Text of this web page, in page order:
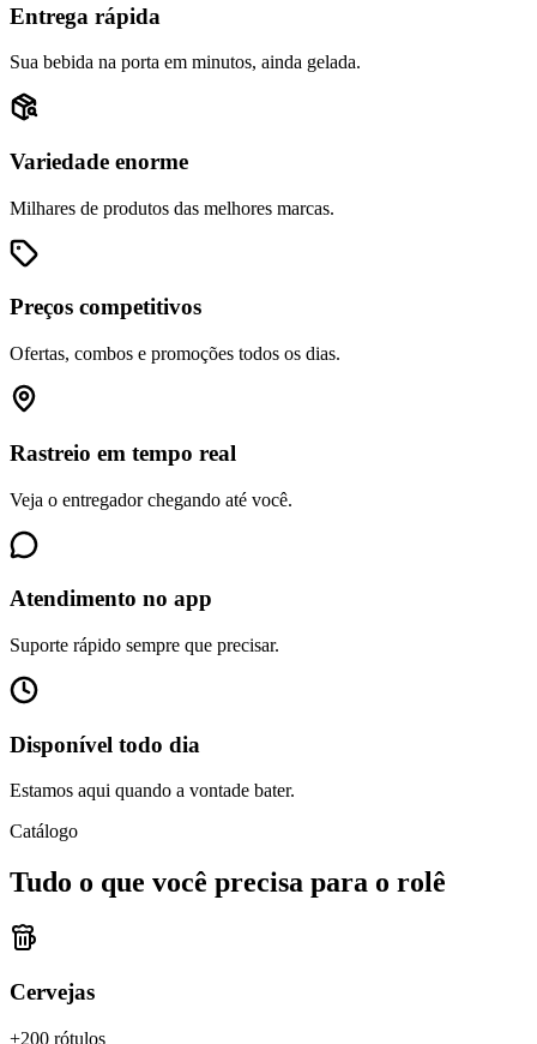
Entrega rápida
Sua bebida na porta em minutos, ainda gelada.
Variedade enorme
Milhares de produtos das melhores marcas.
Preços competitivos
Ofertas, combos e promoções todos os dias.
Rastreio em tempo real
Veja o entregador chegando até você.
Atendimento no app
Suporte rápido sempre que precisar.
Disponível todo dia
Estamos aqui quando a vontade bater.
Catálogo
Tudo o que você precisa para o rolê
Cervejas
+200 rótulos